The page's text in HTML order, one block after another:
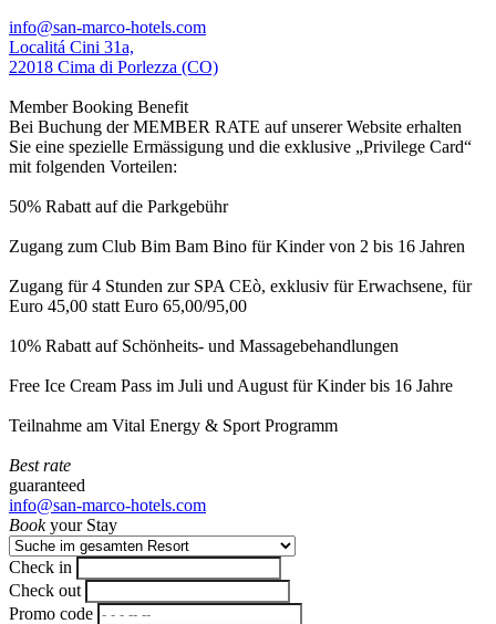
info@san-marco-hotels.com
Localitá Cini 31a,
22018 Cima di Porlezza (CO)
Member Booking Benefit
Bei Buchung der MEMBER RATE auf unserer Website erhalten
Sie eine spezielle Ermässigung und die exklusive „Privilege Card“
mit folgenden Vorteilen:
50% Rabatt auf die Parkgebühr
Zugang zum Club Bim Bam Bino für Kinder von 2 bis 16 Jahren
Zugang für 4 Stunden zur SPA CEò, exklusiv für Erwachsene, für
Euro 45,00 statt Euro 65,00/95,00
10% Rabatt auf Schönheits- und Massagebehandlungen
Free Ice Cream Pass im Juli und August für Kinder bis 16 Jahre
Teilnahme am Vital Energy & Sport Programm
Best rate
guaranteed
info@san-marco-hotels.com
Bookyour Stay
Check in
Check out
Promo code